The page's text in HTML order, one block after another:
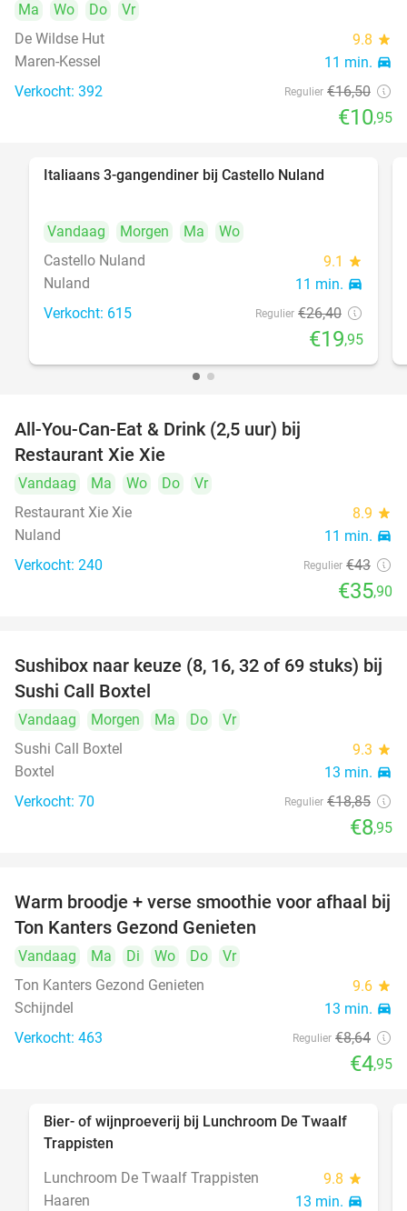
Ma Wo Do
Vr
De Wildse Hut
9.8 star
Maren-Kessel 11 min. directions_car
Verkocht: 392 Regulier €16,50
€10,95
Italiaans 3-gangendiner bij Castello Nuland
Vandaag Morgen Ma
Wo
Castello Nuland
9.1 star
Nuland 11 min. directions_car
Verkocht: 615 Regulier €26,40
€19,95
All-You-Can-Eat & Drink (2,5 uur) bij
Restaurant Xie Xie
Vandaag Ma Wo Do
Vr
Restaurant Xie Xie
8.9 star
Nuland 11 min. directions_car
Verkocht: 240 Regulier €43
€35,90
53%
Sushibox naar keuze (8, 16, 32 of 69 stuks) bij
Sushi Call Boxtel
Vandaag Morgen Ma Do
Vr
Sushi Call Boxtel
9.3 star
Boxtel 13 min. directions_car
Verkocht: 70 Regulier €18,85
€8,95
43%
Warm broodje + verse smoothie voor afhaal bij
Ton Kanters Gezond Genieten
Vandaag Ma Di Wo Do
Vr
Ton Kanters Gezond Genieten
9.6 star
Schijndel 13 min. directions_car
Verkocht: 463 Regulier €8,64
€4,95
40%
Bier- of wijnproeverij bij Lunchroom De Twaalf
Trappisten
Lunchroom De Twaalf Trappisten
9.8 star
Haaren 13 min. directions_car